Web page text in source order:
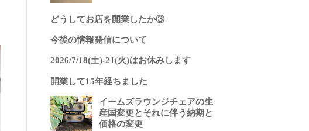
どうしてお店を開業したか③
今後の情報発信について
2026/7/18(土)-21(火)はお休みします
開業して15年経ちました
イームズラウンジチェアの生
産国変更とそれに伴う納期と
価格の変更